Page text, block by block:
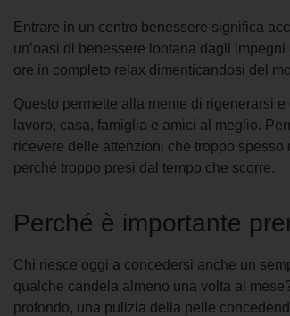
Entrare in un centro benessere significa
un’oasi di benessere lontana dagli
ore in completo relax dimenticandosi del
Questo permette alla mente di rigenerarsi
lavoro, casa, famiglia e amici al meglio.
ricevere delle attenzioni che troppo spesso
perché troppo presi dal tempo che scorre.
Perché è importante
Chi riesce oggi a concedersi anche un
qualche candela almeno una volta al
profondo, una pulizia della pelle